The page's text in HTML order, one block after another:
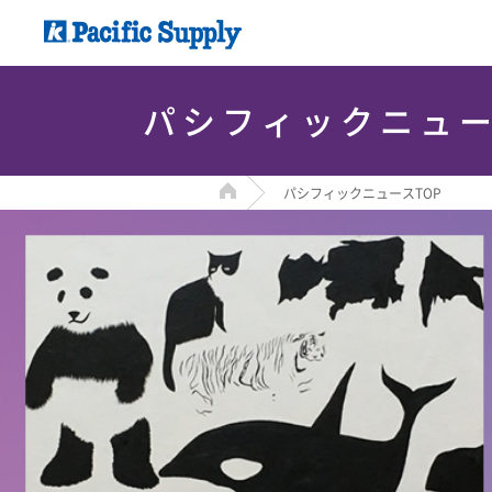
パシフィックニュ
HOME パシフィックニュースTOP